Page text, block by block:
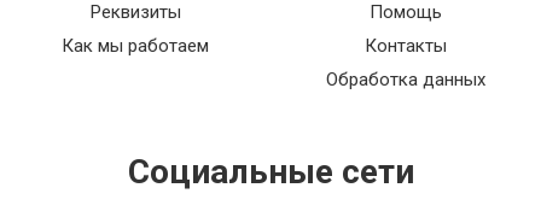
Реквизиты
Как мы работаем
Помощь
Контакты
Обработка данных
Социальные сети